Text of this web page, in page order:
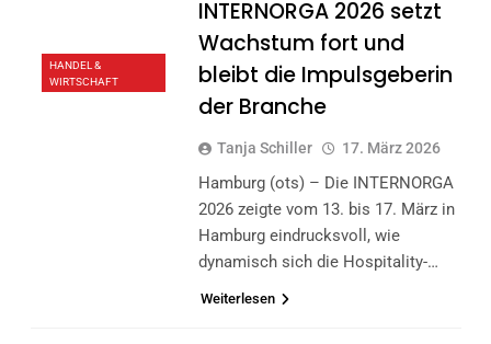
HANDEL &
WIRTSCHAFT
INTERNORGA 2026 setzt
Wachstum fort und
bleibt die Impulsgeberin
der Branche
Tanja Schiller 17. März 2026
Hamburg (ots) – Die INTERNORGA
2026 zeigte vom 13. bis 17. März in
Hamburg eindrucksvoll, wie
dynamisch sich die Hospitality-…
Weiterlesen